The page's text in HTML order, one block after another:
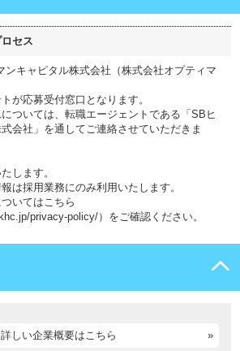
セス
ンキャピタル株式会社（株式会社オプティマ
が応募受付窓口となります。
ついては、転職エージェントである「SBヒ
会社」を通してご連絡させていただきま
します。
は採用業務にのみ利用いたします。
いてはこちら
privacy-policy/）をご確認ください。
詳しい企業概要はこちら